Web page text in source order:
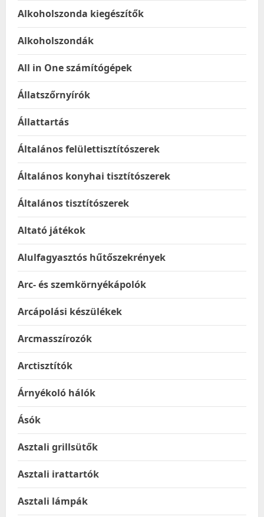
Alkoholszonda kiegészítők
Alkoholszondák
All in One számítógépek
Állatszőrnyírók
Állattartás
Általános felülettisztítószerek
Általános konyhai tisztítószerek
Általános tisztítószerek
Altató játékok
Alulfagyasztós hűtőszekrények
Arc- és szemkörnyékápolók
Arcápolási készülékek
Arcmasszírozók
Arctisztítók
Árnyékoló hálók
Ásók
Asztali grillsütők
Asztali irattartók
Asztali lámpák